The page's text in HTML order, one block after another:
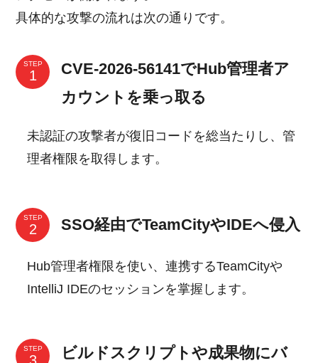
具体的な攻撃の流れは次の通りです。
STEP
CVE-2026-56141でHub管理者ア
カウントを乗っ取る
未認証の攻撃者が復旧コードを総当たりし、管
理者権限を取得します。
STEP SSO経由でTeamCityやIDEへ侵入
Hub管理者権限を使い、連携するTeamCityや
IntelliJ IDEのセッションを掌握します。
STEP
ビルドスクリプトや成果物にバ